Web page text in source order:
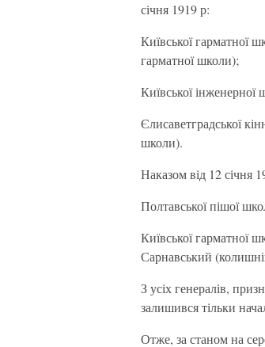
січня 1919 р:
Київської гарматної
гарматної школи);
Київської
Єлисаветградської
школи).
Наказом від 12 січня
Полтавської пішої
Київської гарматної
Сарнавський
З усіх генералів,
залишився тільки
Отже, за станом на